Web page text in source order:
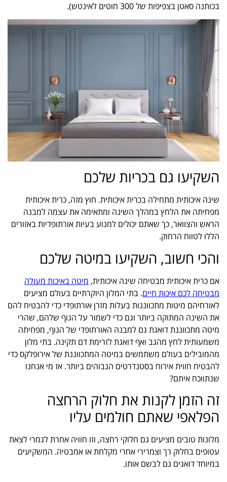
בכותנה סאטן בצפיפות של 300 חוטים לאינטש).
השקיעו גם בכריות שלכם
שינה איכותית מתחילה בכרית איכותית. חוץ מזה, כרית איכותית
מפחיתה את הלחץ במהלך השינה ומתאימה את עצמה למבנה
הראש והצוואר, כך שאתם יכולים למנוע בעיות אורתופדיות באזורים
הללו לטווח הרחוק.
והכי חשוב, השקיעו במיטה שלכם
אם כרית איכותית מבטיחה שינה איכותית, מיטה באיכות מעולה
מבטיחה לכם איכות חיים. בתי המלון היוקרתיים בעולם מציעים
לאורחיהם מיטות מתכווננות בעלות מזרן אורתופדי כדי להבטיח להם
את השינה המתוקה ביותר וגם כדי לשמור על הגוף שלהם, שהרי
מיטה מתכווננת דואגת גם למבנה האורתופדי של הגוף, מפחיתה
משמעותית לחץ מהגב ואף דואגת לזרימת דם תקינה. בתי מלון
מהמובילים בעולם משתמשים במיטה המתכווננת של אירופלקס כדי
להבטיח חווית אירוח בסטנדרטים הגבוהים ביותר. אז מי אנחנו
שנתווכח איתם?
זה הזמן לקנות את חלוק הרחצה
הפלאפי שאתם חולמים עליו
מלונות טובים מציעים גם חלוקי רחצה, וזו חוויה אחרת לגמרי לצאת
עטופים בחלוק רך וצמרירי אחרי מקלחת או אמבטיה. המשקיעים
במיוחד דואגים גם לבשם אותו.